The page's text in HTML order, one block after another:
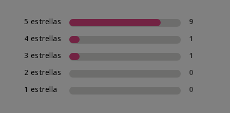
5 estrellas
9
4 estrellas
1
3 estrellas
1
2 estrellas
0
1 estrella
0